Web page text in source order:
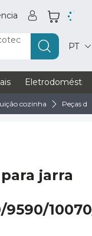
PT
cozinha Peças
jarra